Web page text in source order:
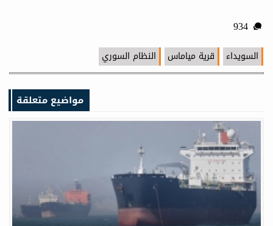
السويداء قرية مياماس النظام السوري
مواضيع متعلقة